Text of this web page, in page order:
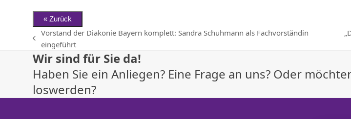
vorheriger
Beitrag:
Vorstand der Diakonie Bayern komplett: Sandra Schuhmann als Fachvorständin
eingeführt
Wir sind für Sie da!
Haben Sie ein Anliegen? Eine Frage an uns? Oder
loswerden?